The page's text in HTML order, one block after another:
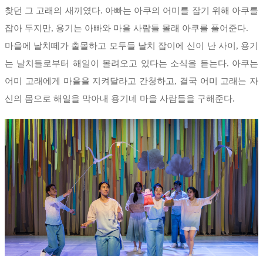
찾던 그 고래의 새끼였다. 아빠는 아쿠의 어미를 잡기 위해 아쿠를
잡아 두지만, 용기는 아빠와 마을 사람들 몰래 아쿠를 풀어준다.
마을에 날치떼가 출몰하고 모두들 날치 잡이에 신이 난 사이, 용기
는 날치들로부터 해일이 몰려오고 있다는 소식을 듣는다. 아쿠는
어미 고래에게 마을을 지켜달라고 간청하고, 결국 어미 고래는 자
신의 몸으로 해일을 막아내 용기네 마을 사람들을 구해준다.